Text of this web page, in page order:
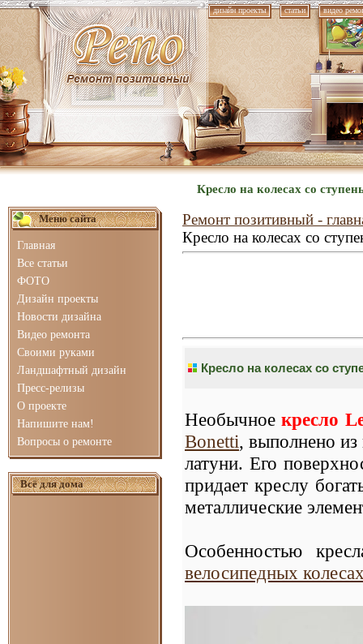
дизайн проекты статьи видео
Кресло на колесах со
Меню сайта
Главная
Все статьи
ФОТО
Дизайн проекты
Новости дизайна
Видео ремонта
Своими руками
Ландшафтный дизайн
Пресс-релизы
О проекте
Напишите нам!
Вопросы о ремонте
Всё для дома
Ремонт позитивный -
Кресло на колесах со
Кресло на колесах со
Необычноекресло
Bonetti, выполнено из
латуни. Его
придает креслу
металлические
Особенностью
велосипедных